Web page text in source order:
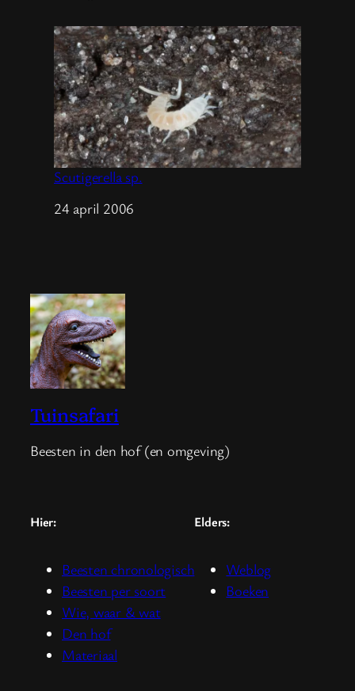
Scutigerella sp.
Datum
24 april 2006
Tuinsafari
Beesten in den hof (en omgeving)
Hier:
Beesten chronologisch
Beesten per soort
Wie, waar & wat
Den hof
Materiaal
Elders:
Weblog
Boeken